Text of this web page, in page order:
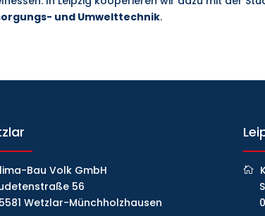
und Umwelttechnik.
Bau Volk GmbH
56
Wetzlar-Münchholzhausen